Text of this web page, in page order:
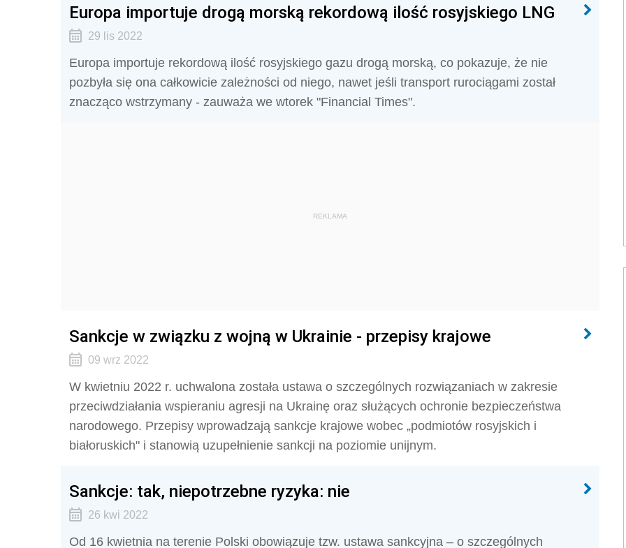
Europa importuje drogą morską rekordową ilość rosyjskiego LNG
29 lis 2022
Europa importuje rekordową ilość rosyjskiego gazu drogą morską, co pokazuje, że nie
pozbyła się ona całkowicie zależności od niego, nawet jeśli transport rurociągami został
znacząco wstrzymany - zauważa we wtorek "Financial Times".
REKLAMA
Sankcje w związku z wojną w Ukrainie - przepisy krajowe
09 wrz 2022
W kwietniu 2022 r. uchwalona została ustawa o szczególnych rozwiązaniach w zakresie
przeciwdziałania wspieraniu agresji na Ukrainę oraz służących ochronie bezpieczeństwa
narodowego. Przepisy wprowadzają sankcje krajowe wobec „podmiotów rosyjskich i
białoruskich" i stanowią uzupełnienie sankcji na poziomie unijnym.
Sankcje: tak, niepotrzebne ryzyka: nie
26 kwi 2022
Od 16 kwietnia na terenie Polski obowiązuje tzw. ustawa sankcyjna – o szczególnych